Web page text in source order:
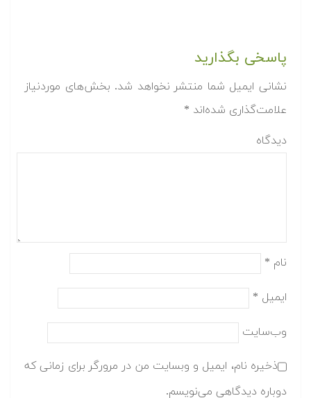
پاسخی بگذارید
نشانی ایمیل شما منتشر نخواهد شد. بخش‌های موردنیاز
علامت‌گذاری شده‌اند *
دیدگاه
نام *
ایمیل *
وب‌سایت
ذخیره نام، ایمیل و وبسایت من در مرورگر برای زمانی که
دوباره دیدگاهی می‌نویسم.